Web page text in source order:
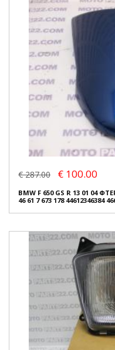
€ 287.00 € 100.00
BMW F 650 GS R 13 01 04
46 61 7 673 178 44612346384